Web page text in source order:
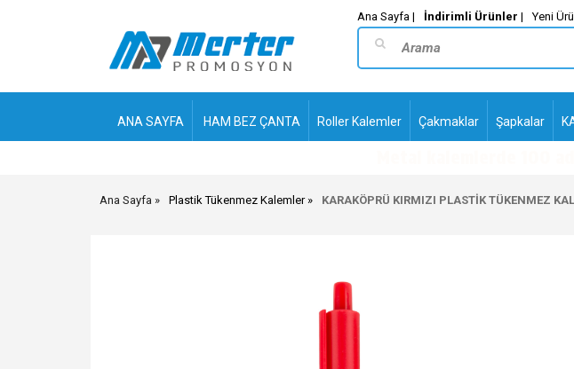
Ana Sayfa | İndirimli Ürünler | Yeni
ANA SAYFA HAM BEZ ÇANTA Roller Kalemler Çakmaklar Şapkalar
Ana Sayfa Plastik Tükenmez Kalemler KARAKÖPRÜ KIRMIZI PLASTİK TÜKENMEZ